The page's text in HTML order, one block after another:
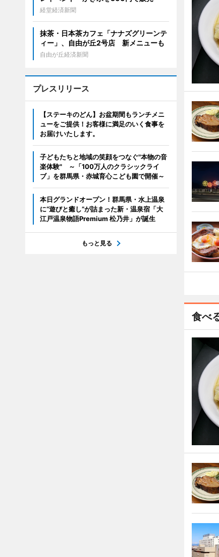
食べ
経堂経済新聞
抹茶・日本茶カフェ「ナナズグリーンテ
ィー」、自由が丘2号店 新メニューも
自由が丘経済新聞
プレスリリース
【ステーキのどん】お盆期間もランチメニ
ューをご提供！お客様に満足のいく食事を
お届けいたします。
子どもたちと地域の笑顔をつなぐ"本物の音
楽体験" ～「100万人のクラシックライ
ブ」を群馬県・赤城育心こども園で開催～
本日グランドオープン！群馬県・水上温泉
に“遊びと癒し”が詰まった新・温泉宿「大
江戸温泉物語Premium 松乃井」が誕生
もっと見る